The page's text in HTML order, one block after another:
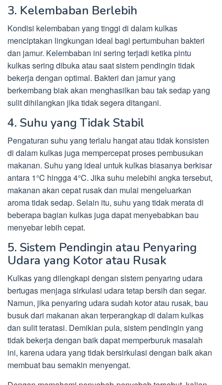
3. Kelembaban Berlebih
Kondisi kelembaban yang tinggi di dalam kulkas
menciptakan lingkungan ideal bagi pertumbuhan bakteri
dan jamur. Kelembaban ini sering terjadi ketika pintu
kulkas sering dibuka atau saat sistem pendingin tidak
bekerja dengan optimal. Bakteri dan jamur yang
berkembang biak akan menghasilkan bau tak sedap yang
sulit dihilangkan jika tidak segera ditangani.
4. Suhu yang Tidak Stabil
Pengaturan suhu yang terlalu hangat atau tidak konsisten
di dalam kulkas juga mempercepat proses pembusukan
makanan. Suhu yang ideal untuk kulkas biasanya berkisar
antara 1°C hingga 4°C. Jika suhu melebihi angka tersebut,
makanan akan cepat rusak dan mulai mengeluarkan
aroma tidak sedap. Selain itu, suhu yang tidak merata di
beberapa bagian kulkas juga dapat menyebabkan bau
menyebar lebih cepat.
5. Sistem Pendingin atau Penyaring
Udara yang Kotor atau Rusak
Kulkas yang dilengkapi dengan sistem penyaring udara
bertugas menjaga sirkulasi udara tetap bersih dan segar.
Namun, jika penyaring udara sudah kotor atau rusak, bau
busuk dari makanan akan terperangkap di dalam kulkas
dan sulit teratasi. Demikian pula, sistem pendingin yang
tidak bekerja dengan baik dapat memperburuk masalah
ini, karena udara yang tidak bersirkulasi dengan baik akan
membuat bau semakin menyengat.